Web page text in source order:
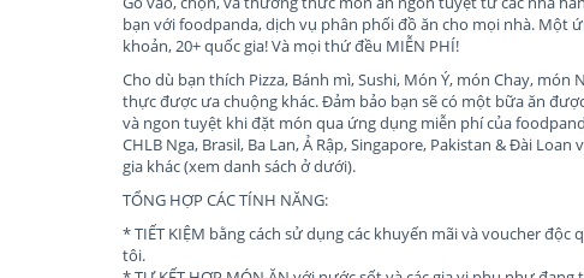
bạn với foodpanda, dịch vụ phân phối đồ ăn cho mọi nhà. Một
khoản, 20+ quốc gia! Và mọi thứ đều MIỄN PHÍ!
Cho dù bạn thích Pizza, Bánh mì, Sushi, Món Ý, món Chay, món
thực được ưa chuộng khác. Đảm bảo bạn sẽ có một bữa ăn
và ngon tuyệt khi đặt món qua ứng dụng miễn phí của
CHLB Nga, Brasil, Ba Lan, Ả Rập, Singapore, Pakistan & Đài Loan
gia khác (xem danh sách ở dưới).
TỔNG HỢP CÁC TÍNH NĂNG:
* TIẾT KIỆM bằng cách sử dụng các khuyến mãi và voucher độc
tôi.